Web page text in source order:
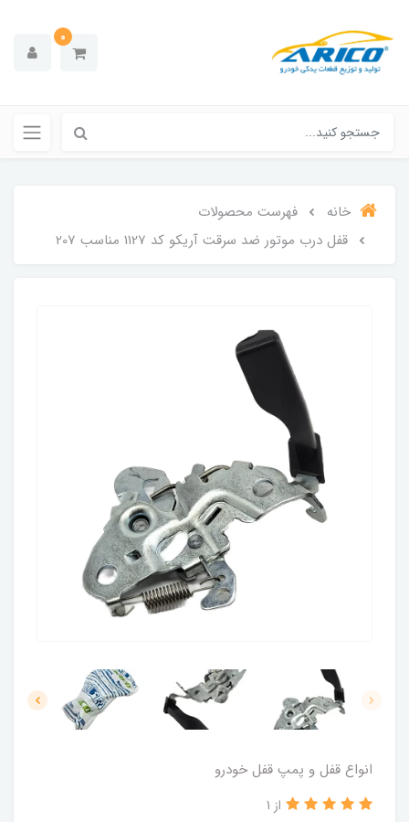
0
خانه
فهرست محصولات
قفل درب موتور ضد سرقت آریکو کد 1127 مناسب 207
انواع قفل و پمپ قفل خودرو
از 1